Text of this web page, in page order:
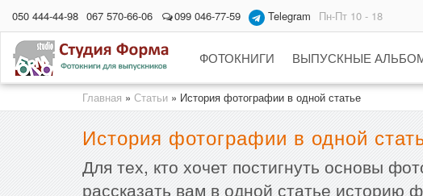
050 444-44-98 067 570-66-06 099 046-77-59 Telegram Пн-Пт 10 - 18
ФОТОКНИГИ ВЫПУСКНЫЕ
Главная » Статьи » История фотографии в одной статье
История фотографии в одной
Для тех, кто хочет постигнуть основы
рассказать вам в одной статье историю